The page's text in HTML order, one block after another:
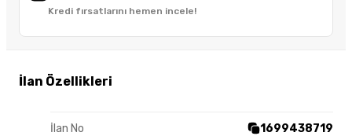
Kredi fırsatlarını hemen incele!
İlan Özellikleri
İlan No 1699438719